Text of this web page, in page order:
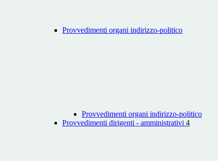
Provvedimenti organi indirizzo-politico
Provvedimenti organi indirizzo-politico
Provvedimenti dirigenti - amministrativi 4